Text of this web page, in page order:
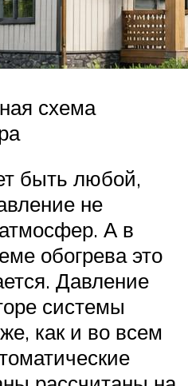
схема
быть любой,
не
А в
обогрева это
Давление
системы
как и во всем